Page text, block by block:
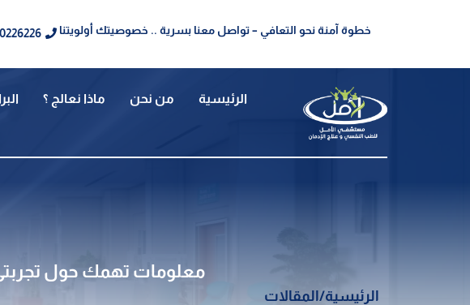
خطوة آمنة نحو التعافي – تواصل معنا بسرية .. خصوصيتك أولويتنا
الرئيسية من نحن ماذا نعالج ؟
معلومات تهمك حول
الرئيسية/المقالات